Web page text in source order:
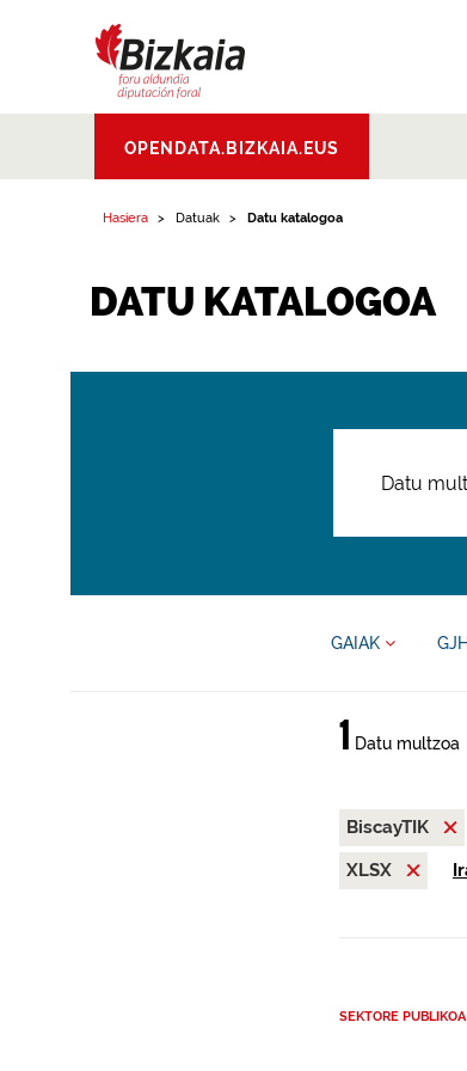
Aldundia.Diputacion
Foral de Bizkaia
OPENDATA.BIZKAIA.EUS
Hasiera Datuak Datu katalogoa
DATU KATALOGOA
GAIAK GJH
1 Datu multzoa
BiscayTIK
XLSX
SEKTORE PUBLIKOA